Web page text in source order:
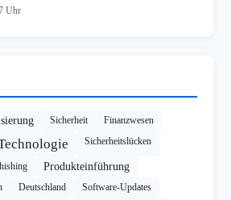
Uhr
Sicherheit
Finanzwesen
Sicherheitslücken
Produkteinführung
Deutschland
Software-Updates